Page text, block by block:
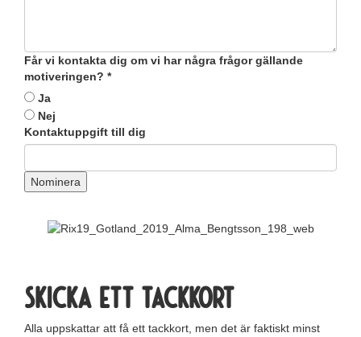
Får vi kontakta dig om vi har några frågor gällande
motiveringen? *
Ja
Nej
Kontaktuppgift till dig
Nominera
Skicka ett tackkort
Alla uppskattar att få ett tackkort, men det är faktiskt minst